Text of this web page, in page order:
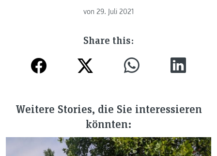
von 29. Juli 2021
Share this:
Weitere Stories, die Sie interessieren
könnten: